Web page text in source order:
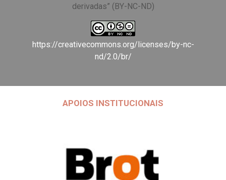
derivadas” (BY-NC-ND)
https://creativecommons.org/licenses/by-nc-
nd/2.0/br/
APOIOS INSTITUCIONAIS